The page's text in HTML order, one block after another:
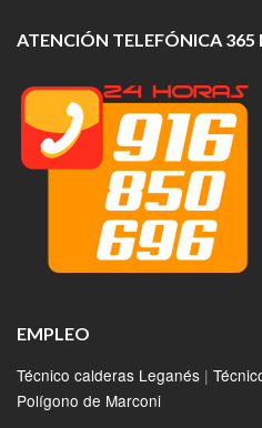
ATENCIÓN TELEFÓNICA 365
EMPLEO
Técnico calderas Leganés |
Polígono de Marconi